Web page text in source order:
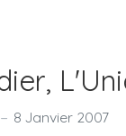
8 Janvier 2007